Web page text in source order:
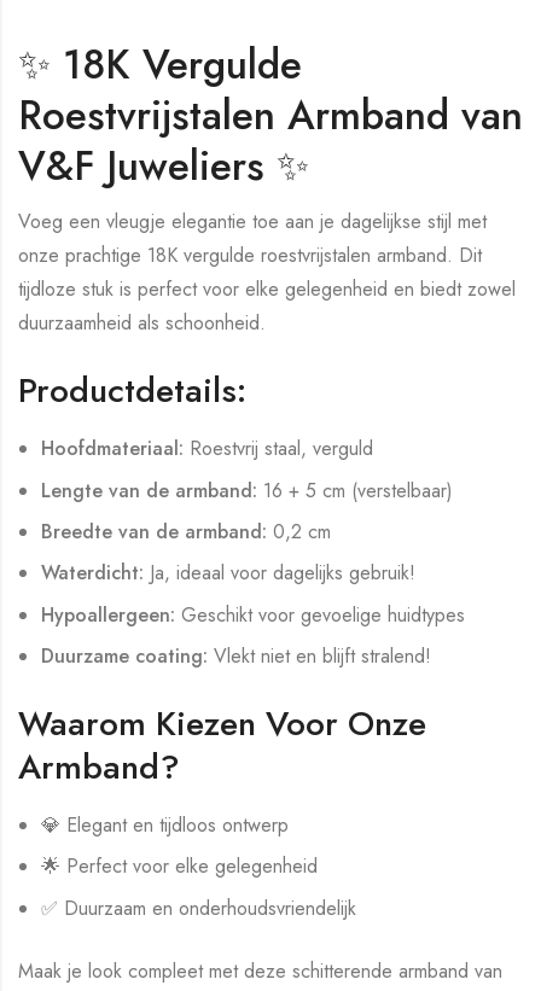
✨ 18K Vergulde
Roestvrijstalen Armband van
V&F Juweliers ✨
Voeg een vleugje elegantie toe aan je dagelijkse stijl met
onze prachtige 18K vergulde roestvrijstalen armband. Dit
tijdloze stuk is perfect voor elke gelegenheid en biedt zowel
duurzaamheid als schoonheid.
Productdetails:
Hoofdmateriaal: Roestvrij staal, verguld
Lengte van de armband: 16 + 5 cm (verstelbaar)
Breedte van de armband: 0,2 cm
Waterdicht: Ja, ideaal voor dagelijks gebruik!
Hypoallergeen: Geschikt voor gevoelige huidtypes
Duurzame coating: Vlekt niet en blijft stralend!
Waarom Kiezen Voor Onze
Armband?
💎 Elegant en tijdloos ontwerp
🌟 Perfect voor elke gelegenheid
✅ Duurzaam en onderhoudsvriendelijk
Maak je look compleet met deze schitterende armband van